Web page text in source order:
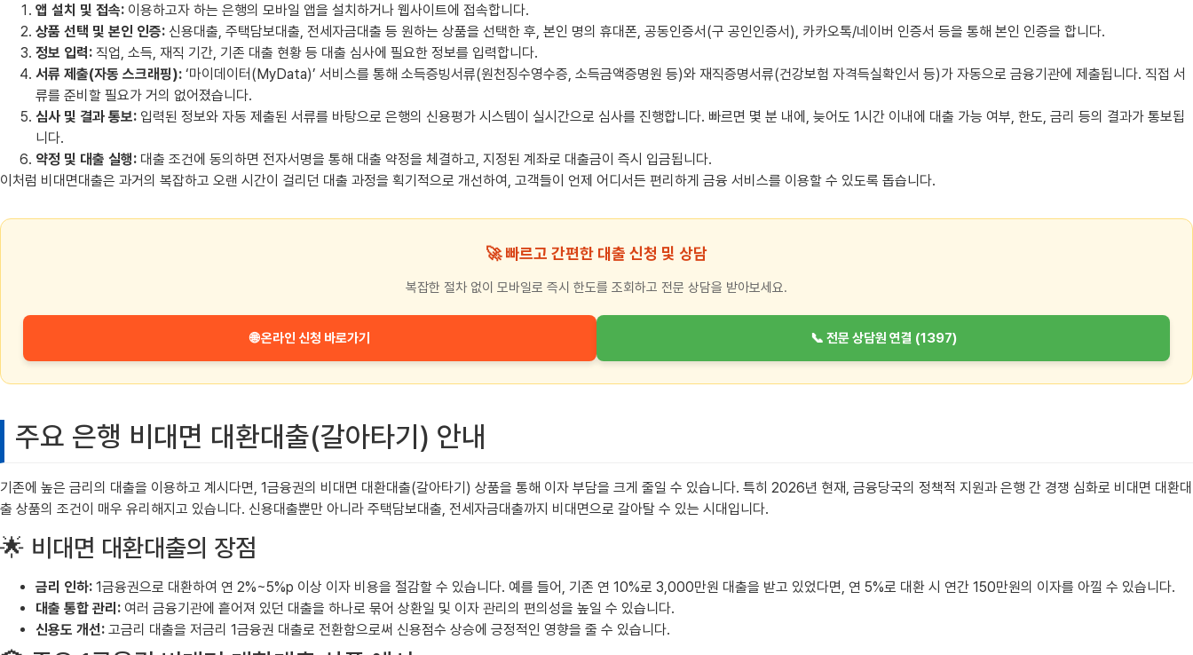
앱 설치 및 접속: 이용하고자 하는 은행의 모바일 앱을 설치하거나 웹사이트에 접속합니다.
상품 선택 및 본인 인증: 신용대출, 주택담보대출, 전세자금대출 등 원하는 상품을 선택한 후, 본인 명의 휴대폰, 공동인증서(구 공인인증서), 카카오톡/네이버 인증서 등을 통해 본인 인증을 합니다.
정보 입력: 직업, 소득, 재직 기간, 기존 대출 현황 등 대출 심사에 필요한 정보를 입력합니다.
서류 제출(자동 스크래핑): ‘마이데이터(MyData)’ 서비스를 통해 소득증빙서류(원천징수영수증, 소득금액증명원 등)와 재직증명서류(건강보험 자격득실확인서 등)가 자동으로 금융기관에 제출됩니다. 직접 서
류를 준비할 필요가 거의 없어졌습니다.
심사 및 결과 통보: 입력된 정보와 자동 제출된 서류를 바탕으로 은행의 신용평가 시스템이 실시간으로 심사를 진행합니다. 빠르면 몇 분 내에, 늦어도 1시간 이내에 대출 가능 여부, 한도, 금리 등의 결과가 통보됩
니다.
약정 및 대출 실행: 대출 조건에 동의하면 전자서명을 통해 대출 약정을 체결하고, 지정된 계좌로 대출금이 즉시 입금됩니다.
이처럼 비대면대출은 과거의 복잡하고 오랜 시간이 걸리던 대출 과정을 획기적으로 개선하여, 고객들이 언제 어디서든 편리하게 금융 서비스를 이용할 수 있도록 돕습니다.
🚀 빠르고 간편한 대출 신청 및 상담
복잡한 절차 없이 모바일로 즉시 한도를 조회하고 전문 상담을 받아보세요.
🌐 온라인 신청 바로가기 📞 전문 상담원 연결 (1397)
주요 은행 비대면 대환대출(갈아타기) 안내
기존에 높은 금리의 대출을 이용하고 계시다면, 1금융권의 비대면 대환대출(갈아타기) 상품을 통해 이자 부담을 크게 줄일 수 있습니다. 특히 2026년 현재, 금융당국의 정책적 지원과 은행 간 경쟁 심화로 비대면 대환대
출 상품의 조건이 매우 유리해지고 있습니다. 신용대출뿐만 아니라 주택담보대출, 전세자금대출까지 비대면으로 갈아탈 수 있는 시대입니다.
🌟 비대면 대환대출의 장점
금리 인하: 1금융권으로 대환하여 연 2%~5%p 이상 이자 비용을 절감할 수 있습니다. 예를 들어, 기존 연 10%로 3,000만원 대출을 받고 있었다면, 연 5%로 대환 시 연간 150만원의 이자를 아낄 수 있습니다.
대출 통합 관리: 여러 금융기관에 흩어져 있던 대출을 하나로 묶어 상환일 및 이자 관리의 편의성을 높일 수 있습니다.
신용도 개선: 고금리 대출을 저금리 1금융권 대출로 전환함으로써 신용점수 상승에 긍정적인 영향을 줄 수 있습니다.